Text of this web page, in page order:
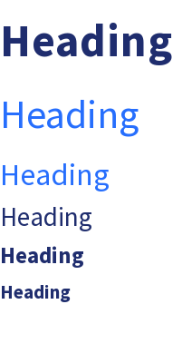
Heading
Heading
Heading
Heading
Heading
Heading